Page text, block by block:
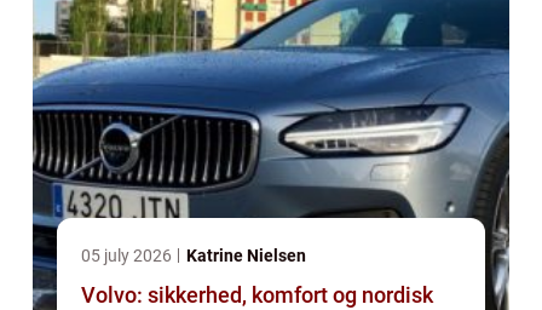
05 july 2026 Katrine Nielsen
Volvo: sikkerhed, komfort og nordisk